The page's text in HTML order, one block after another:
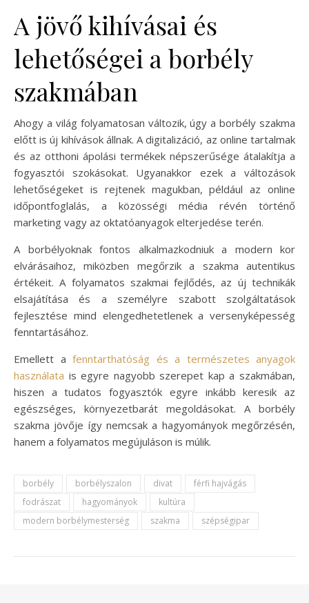
A jövő kihívásai és
lehetőségei a borbély
szakmában
Ahogy a világ folyamatosan változik, úgy a borbély szakma
előtt is új kihívások állnak. A digitalizáció, az online tartalmak
és az otthoni ápolási termékek népszerűsége átalakítja a
fogyasztói szokásokat. Ugyanakkor ezek a változások
lehetőségeket is rejtenek magukban, például az online
időpontfoglalás, a közösségi média révén történő
marketing vagy az oktatóanyagok elterjedése terén.
A borbélyoknak fontos alkalmazkodniuk a modern kor
elvárásaihoz, miközben megőrzik a szakma autentikus
értékeit. A folyamatos szakmai fejlődés, az új technikák
elsajátítása és a személyre szabott szolgáltatások
fejlesztése mind elengedhetetlenek a versenyképesség
fenntartásához.
Emellett a fenntarthatóság és a természetes anyagok
használata is egyre nagyobb szerepet kap a szakmában,
hiszen a tudatos fogyasztók egyre inkább keresik az
egészséges, környezetbarát megoldásokat. A borbély
szakma jövője így nemcsak a hagyományok megőrzésén,
hanem a folyamatos megújuláson is múlik.
borbély borbélyszalon divat
férfi hajvágás
fodrászat
hagyományok
kultúra
modern borbélymesterség
szakma szépségipar